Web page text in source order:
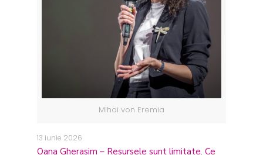
Mihai von Eremia
13 iunie 2026
Oana Gherasim – Resursele sunt limitate. Ce